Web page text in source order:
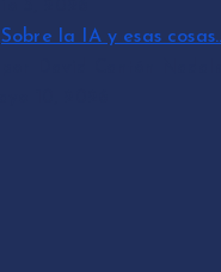
Sobre la IA y esas